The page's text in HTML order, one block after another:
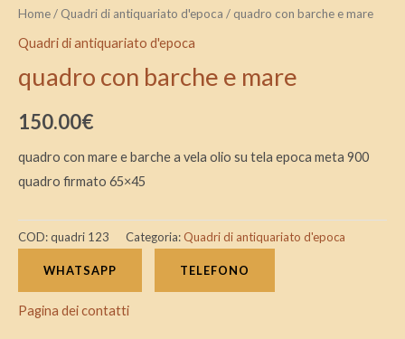
Home/ Quadri di antiquariato d'epoca / quadro con barche e mare
Quadri di antiquariato d'epoca
quadro con barche e mare
150.00€
quadro con mare e barche a vela olio su tela epoca meta 900
quadro firmato 65×45
COD:quadri 123 Categoria: Quadri di antiquariato d'epoca
WHATSAPP TELEFONO
Pagina dei contatti